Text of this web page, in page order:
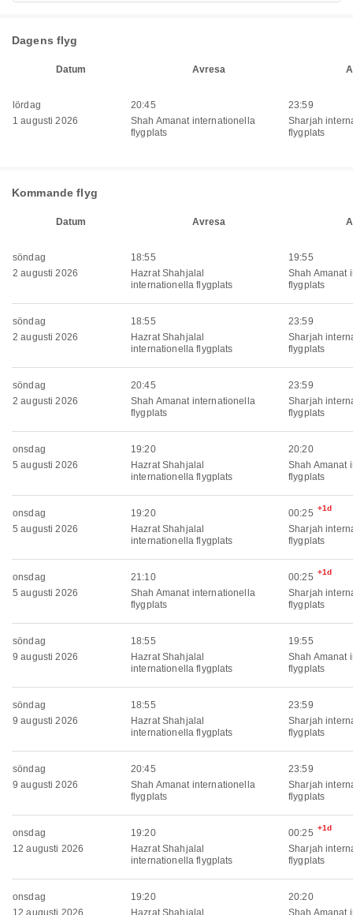
Dagens flyg
Datum Avresa
lördag
1 augusti 2026
20:45
Shah Amanat internationella
flygplats
23:59
Sharjah
flygplats
Kommande flyg
Datum Avresa
söndag
2 augusti 2026
18:55
Hazrat Shahjalal
internationella flygplats
19:55
Shah Amanat
flygplats
söndag
2 augusti 2026
18:55
Hazrat Shahjalal
internationella flygplats
23:59
Sharjah
flygplats
söndag
2 augusti 2026
20:45
Shah Amanat internationella
flygplats
23:59
Sharjah
flygplats
onsdag
5 augusti 2026
19:20
Hazrat Shahjalal
internationella flygplats
20:20
Shah Amanat
flygplats
onsdag
5 augusti 2026
19:20
Hazrat Shahjalal
internationella flygplats
00:25 +1d
Sharjah
flygplats
onsdag
5 augusti 2026
21:10
Shah Amanat internationella
flygplats
00:25 +1d
Sharjah
flygplats
söndag
9 augusti 2026
18:55
Hazrat Shahjalal
internationella flygplats
19:55
Shah Amanat
flygplats
söndag
9 augusti 2026
18:55
Hazrat Shahjalal
internationella flygplats
23:59
Sharjah
flygplats
söndag
9 augusti 2026
20:45
Shah Amanat internationella
flygplats
23:59
Sharjah
flygplats
onsdag
12 augusti 2026
19:20
Hazrat Shahjalal
internationella flygplats
00:25 +1d
Sharjah
flygplats
onsdag
12 augusti 2026
19:20
Hazrat Shahjalal
20:20
Shah Amanat